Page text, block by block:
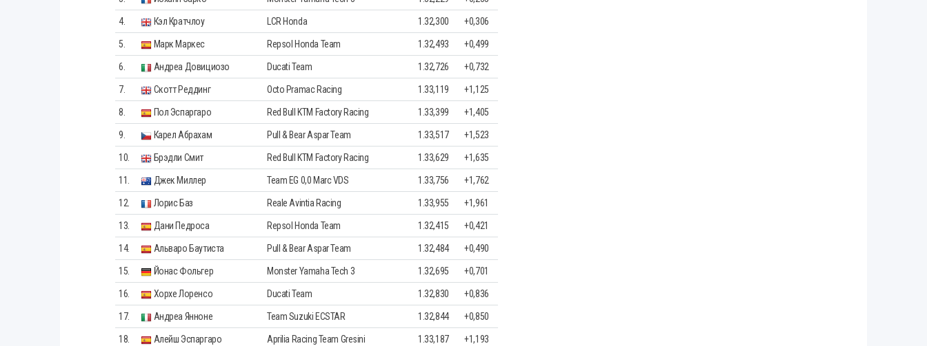
4. Кэл Кратчлоу LCR Honda 1.32,300 +0,306
5. Марк Маркес Repsol Honda Team 1.32,493 +0,499
6. Андреа Довициозо Ducati Team 1.32,726 +0,732
7. Скотт Реддинг Octo Pramac Racing 1.33,119 +1,125
8. Пол Эспаргаро Red Bull KTM Factory Racing 1.33,399 +1,405
9. Карел Абрахам Pull & Bear Aspar Team 1.33,517 +1,523
10. Брэдли Смит Red Bull KTM Factory Racing 1.33,629 +1,635
11. Джек Миллер Team EG 0,0 Marc VDS 1.33,756 +1,762
12. Лорис Баз Reale Avintia Racing 1.33,955 +1,961
13. Дани Педроса Repsol Honda Team 1.32,415 +0,421
14. Альваро Баутиста Pull & Bear Aspar Team 1.32,484 +0,490
15. Йонас Фольгер Monster Yamaha Tech 3 1.32,695 +0,701
16. Хорхе Лоренсо Ducati Team 1.32,830 +0,836
17. Андреа Янноне Team Suzuki ECSTAR 1.32,844 +0,850
18. Алейш Эспаргаро Aprilia Racing Team Gresini 1.33,187 +1,193